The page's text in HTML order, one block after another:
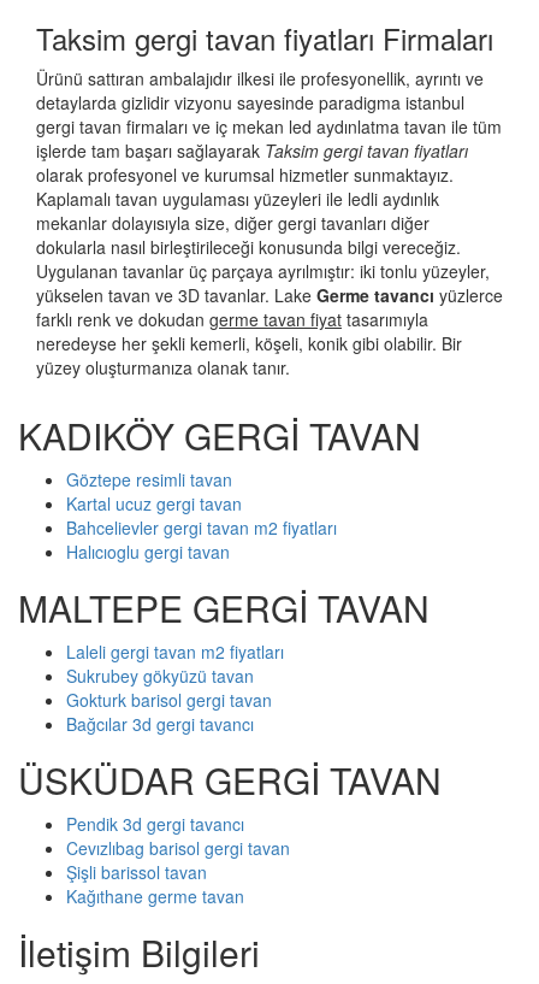
Taksim gergi tavan fiyatları Firmaları
Ürünü sattıran ambalajıdır ilkesi ile profesyonellik, ayrıntı ve
detaylarda gizlidir vizyonu sayesinde paradigma istanbul
gergi tavan firmaları ve iç mekan led aydınlatma tavan ile tüm
işlerde tam başarı sağlayarak Taksim gergi tavan fiyatları
olarak profesyonel ve kurumsal hizmetler sunmaktayız.
Kaplamalı tavan uygulaması yüzeyleri ile ledli aydınlık
mekanlar dolayısıyla size, diğer gergi tavanları diğer
dokularla nasıl birleştirileceği konusunda bilgi vereceğiz.
Uygulanan tavanlar üç parçaya ayrılmıştır: iki tonlu yüzeyler,
yükselen tavan ve 3D tavanlar. Lake Germe tavancı yüzlerce
farklı renk ve dokudan germe tavan fiyat tasarımıyla
neredeyse her şekli kemerli, köşeli, konik gibi olabilir. Bir
yüzey oluşturmanıza olanak tanır.
KADIKÖY GERGİ TAVAN
Göztepe resimli tavan
Kartal ucuz gergi tavan
Bahcelievler gergi tavan m2 fiyatları
Halıcıoglu gergi tavan
MALTEPE GERGİ TAVAN
Laleli gergi tavan m2 fiyatları
Sukrubey gökyüzü tavan
Gokturk barisol gergi tavan
Bağcılar 3d gergi tavancı
ÜSKÜDAR GERGİ TAVAN
Pendik 3d gergi tavancı
Cevızlıbag barisol gergi tavan
Şişli barissol tavan
Kağıthane germe tavan
İletişim Bilgileri